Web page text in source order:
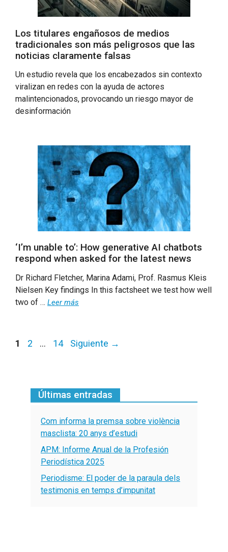
Los titulares engañosos de medios
tradicionales son más peligrosos que las
noticias claramente falsas
Un estudio revela que los encabezados sin contexto
viralizan en redes con la ayuda de actores
malintencionados, provocando un riesgo mayor de
desinformación
‘I’m unable to’: How generative AI chatbots
respond when asked for the latest news
Dr Richard Fletcher, Marina Adami, Prof. Rasmus Kleis
Nielsen Key findings In this factsheet we test how well
two of … Leer más
Página
1 Página
2 … Página
14 Siguiente →
Últimas entradas
Com informa la premsa sobre violència
masclista: 20 anys d’estudi
APM: Informe Anual de la Profesión
Periodística 2025
Periodisme: El poder de la paraula dels
testimonis en temps d’impunitat